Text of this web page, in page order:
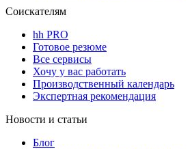
Соискателям
hh PRO
Готовое резюме
Все сервисы
Хочу у вас работать
Производственный календарь
Экспертная рекомендация
Новости и статьи
Блог